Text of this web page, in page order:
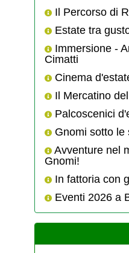
Il Percorso di
Estate tra
Immersione -
Cimatti
Cinema
Il Mercatino
Palcoscenici
Gnomi sotto le
Avventure nel
Gnomi!
In fattoria con
Eventi 2026 a